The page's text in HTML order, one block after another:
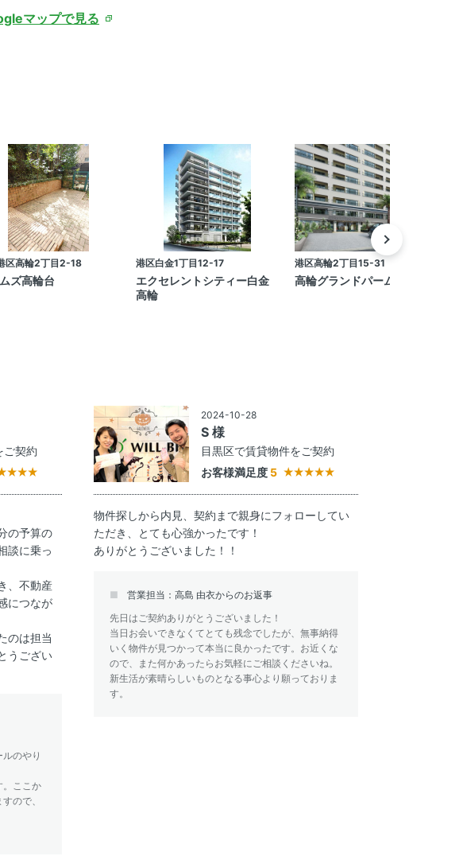
マップで見る
区高輪2丁目2-18
ズ高輪台
港区白金1丁目12-17
エクセレントシティー白金
高輪
港区高輪2丁目15-31
高輪グランドパームス
ご契約
の予算の
談に乗っ
、不動産
につなが
のは担当
うござい
のやり
。ここか
ので、
2024-10-28
S 様
目黒区で賃貸物件をご契約
お客様満足度 5
物件探しから内見、契約まで親身にフォローしてい
ただき、とても心強かったです！
ありがとうございました！！
営業担当：高島 由衣からのお返事
先日はご契約ありがとうございました！
当日お会いできなくてとても残念でしたが、無事納得
いく物件が見つかって本当に良かったです。お近くな
ので、また何かあったらお気軽にご相談くださいね。
新生活が素晴らしいものとなる事心より願っておりま
す。